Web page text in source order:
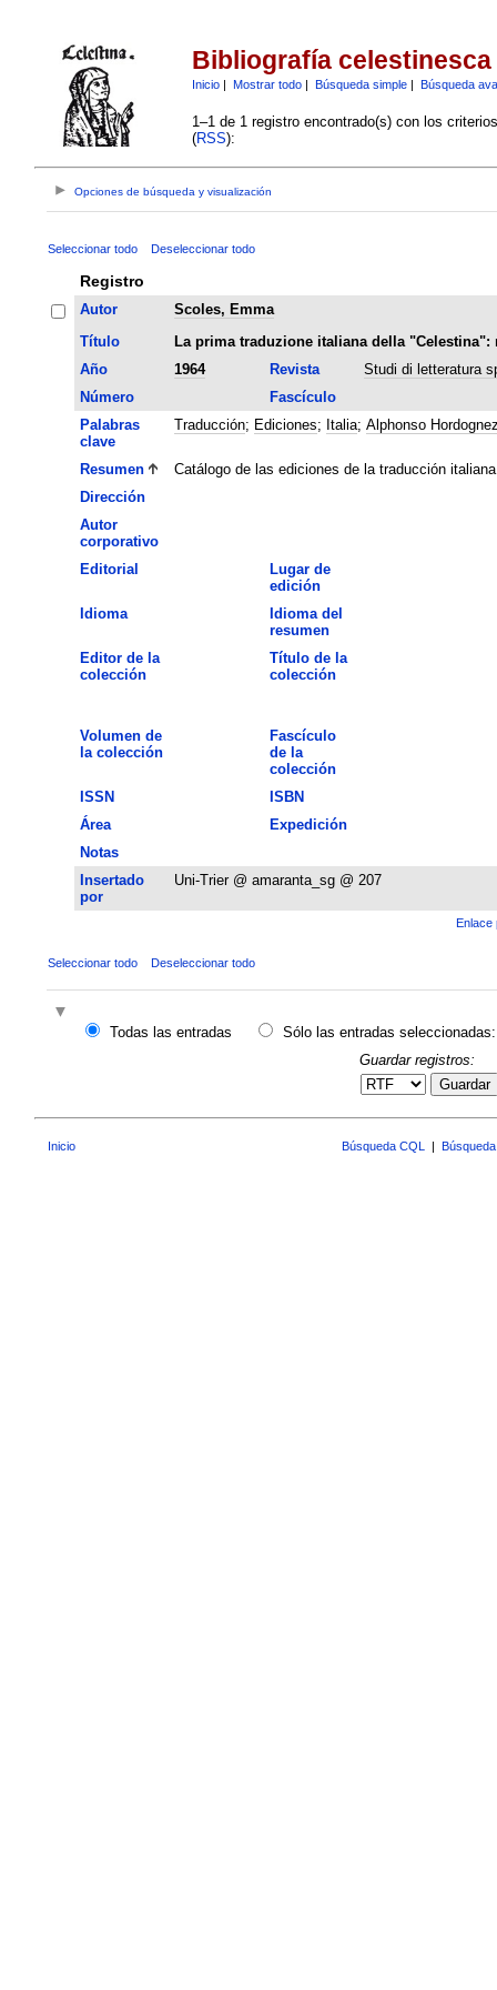
Bibliografía celestinesca
Inicio| Mostrar todo| Búsqueda simple| Búsqueda
1–1 de 1 registro encontrado(s) con los
(RSS):
Opciones de búsqueda y visualización
Seleccionar todo Deseleccionar todo
Registro
Autor
Scoles, Emma
Título
La prima traduzione italiana della
Año
1964 Revista
Studi di letteratura
Número
Fascículo
Palabras
clave
Traducción; Ediciones; Italia; Alphonso
Resumen
Catálogo de las ediciones de la traducción
Dirección
Autor
corporativo
Editorial
Lugar de
edición
Idioma
Idioma del
resumen
Editor de la
colección
Título de la
colección
Volumen de
la colección
Fascículo
de la
colección
ISSN
ISBN
Área
Expedición
Notas
Insertado
por
Uni-Trier @ amaranta_sg @ 207
Enlace
Seleccionar todo Deseleccionar todo
Todas las entradas
Sólo las entradas seleccionadas:
Guardar registros:
Guardar
Inicio Búsqueda CQL